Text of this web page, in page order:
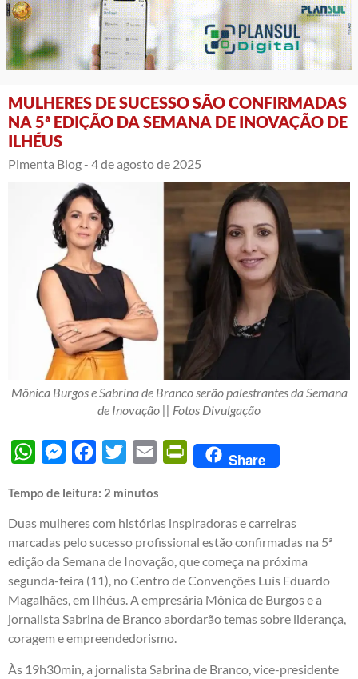
MULHERES DE SUCESSO SÃO CONFIRMADAS
NA 5ª EDIÇÃO DA SEMANA DE INOVAÇÃO DE
ILHÉUS
Pimenta Blog - 4 de agosto de 2025
Mônica Burgos e Sabrina de Branco serão palestrantes da Semana
de Inovação || Fotos Divulgação
WhatsAppMessengerFacebook
Twitter Email PrintFriendly
Share
Tempo de leitura: 2 minutos
Duas mulheres com histórias inspiradoras e carreiras
marcadas pelo sucesso profissional estão confirmadas na 5ª
edição da Semana de Inovação, que começa na próxima
segunda-feira (11), no Centro de Convenções Luís Eduardo
Magalhães, em Ilhéus. A empresária Mônica de Burgos e a
jornalista Sabrina de Branco abordarão temas sobre liderança,
coragem e empreendedorismo.
Às 19h30min, a jornalista Sabrina de Branco, vice-presidente